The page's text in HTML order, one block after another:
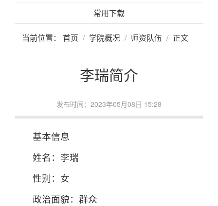
常用下载
当前位置： 首页 学院概况 师资队伍 正文
李瑞简介
发布时间：2023年05月08日 15:28
基本信息
姓名：李瑞
性别：女
政治面貌：群众